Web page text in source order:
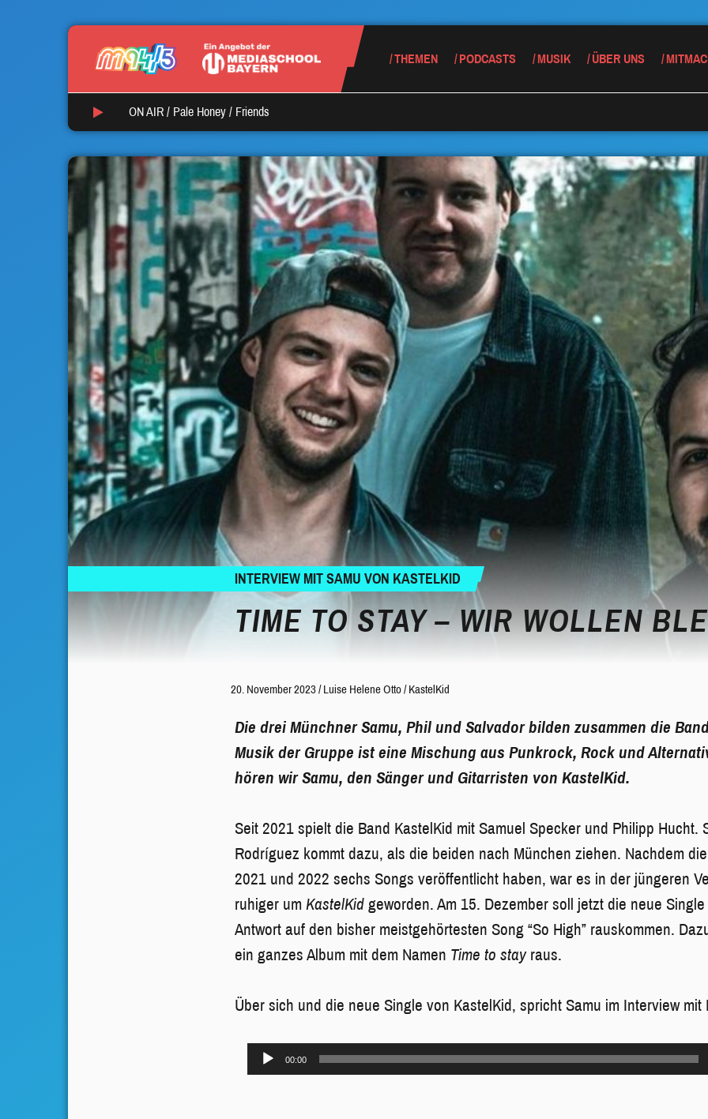
THEMEN PODCASTS MUSIK ÜBER UNS
ON AIR / Pale Honey / Friends
INTERVIEW MIT SAMU VON KASTELKID
TIME TO STAY – WIR WOLLEN
20. November 2023/Luise Helene Otto/KastelKid
Die drei Münchner Samu, Phil und Salvador bilden zusammen die
Musik der Gruppe ist eine Mischung aus Punkrock, Rock und
hören wir Samu, den Sänger und Gitarristen von KastelKid.
Seit 2021 spielt die Band KastelKid mit Samuel Specker und Philipp Hucht.
Rodríguez kommt dazu, als die beiden nach München ziehen. Nachdem
2021 und 2022 sechs Songs veröffentlicht haben, war es in der jüngeren
ruhiger um KastelKid geworden. Am 15. Dezember soll jetzt die neue Single
Antwort auf den bisher meistgehörtesten Song “So High” rauskommen.
ein ganzes Album mit dem Namen Time to stay raus.
Über sich und die neue Single von KastelKid, spricht Samu im Interview mit
Audio-
Player
00:00